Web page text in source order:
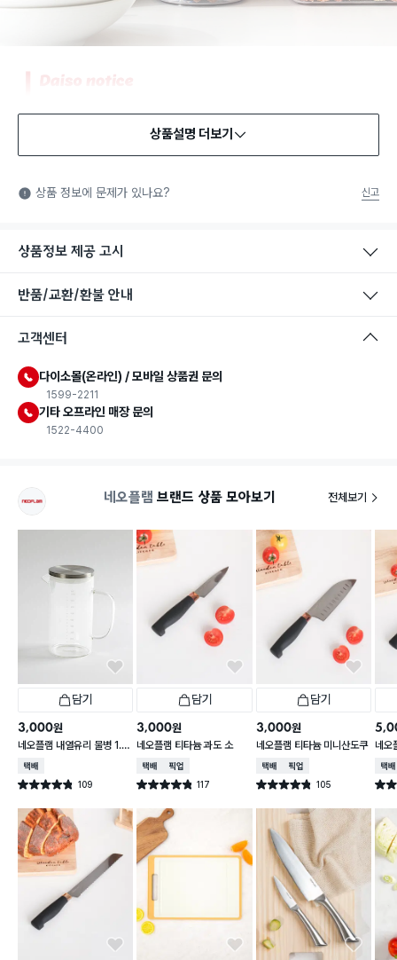
는 식품첨가물에 사용할 수 있는 식품용기구라는 표시입니다.
상품설명 더보기
상품 정보에 문제가 있나요? 신고
상품정보 제공 고시
반품/교환/환불 안내
고객센터
다이소몰(온라인) / 모바일 상품권 문의
1599-2211
기타 오프라인 매장 문의
1522-4400
네오플램 브랜드 상품 모아보기 전체보기
담기
3,000원
네오플램 내열유리 물병 1.1
택배배송
별점 4.8점 109
건 작성
담기
3,000원
네오플램 티타늄 과도 소
택배배송매장픽업
별점 4.8점 117
건 작성
담기
3,000원
네오플램 티타늄 미니산도쿠
택배배송매장픽업
별점 4.8점 105
건 작성
네오
택배
별점